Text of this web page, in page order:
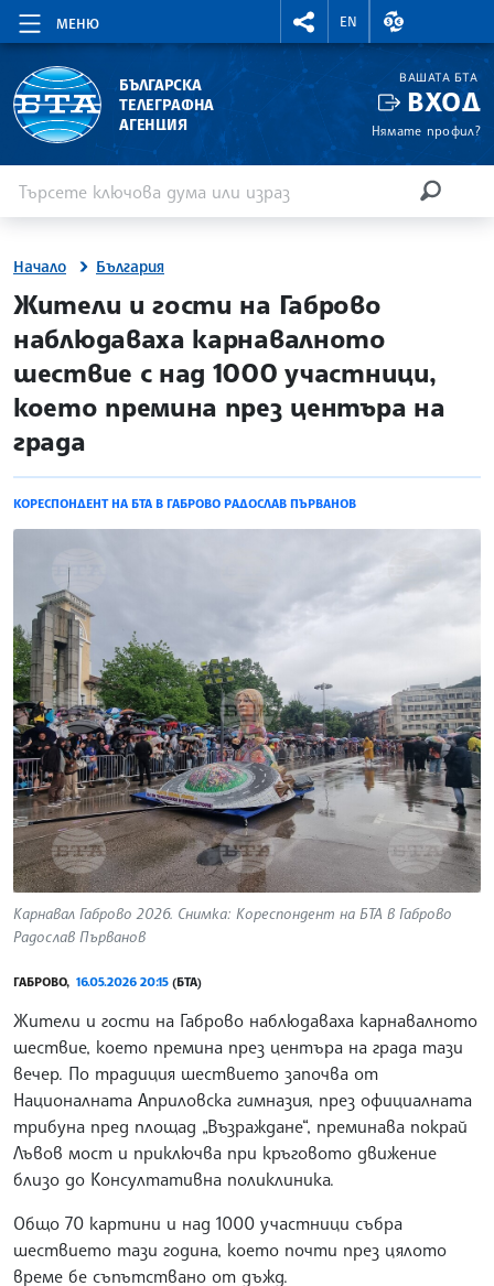
МЕНЮ
RIGHTMENU.SOCIAL
EN
ВАЛУТНИ
БЪЛГАРСКА
ТЕЛЕГРАФНА
АГЕНЦИЯ
ВАШАТА БТА
ВХОД
Нямате профил?
Начало България
site.bta
Жители и гости на Габрово
наблюдаваха карнавалното
шествие с над 1000 участници,
което премина през центъра на
града
КОРЕСПОНДЕНТ НА БТА В ГАБРОВО РАДОСЛАВ ПЪРВАНОВ
Карнавал Габрово 2026. Снимка: Кореспондент на БТА в Габрово
Радослав Първанов
ГАБРОВО, 16.05.2026 20:15 (БТА)
Жители и гости на Габрово наблюдаваха карнавалното
шествие, което премина през центъра на града тази
вечер. По традиция шествието започва от
Националната Априловска гимназия, през официалната
трибуна пред площад „Възраждане“, преминава покрай
Лъвов мост и приключва при кръговото движение
близо до Консултативна поликлиника.
Общо 70 картини и над 1000 участници събра
шествието тази година, което почти през цялото
време бе съпътствано от дъжд.